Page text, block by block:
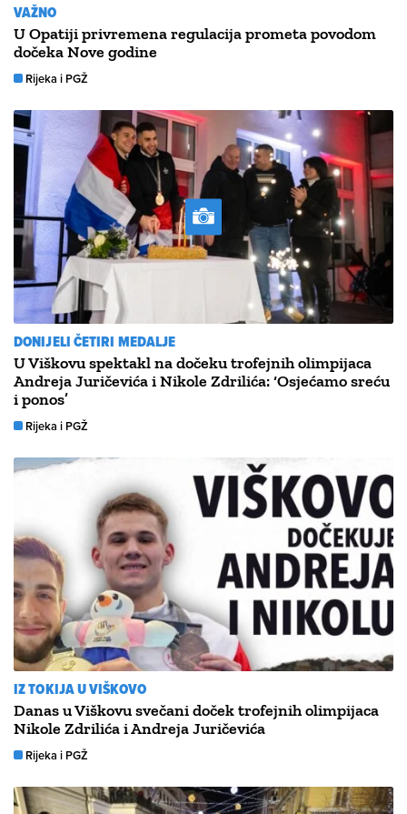
VAŽNO
U Opatiji privremena regulacija prometa povodom
dočeka Nove godine
Rijeka i PGŽ
DONIJELI ČETIRI MEDALJE
U Viškovu spektakl na dočeku trofejnih olimpijaca
Andreja Juričevića i Nikole Zdrilića: ‘Osjećamo sreću
i ponos’
Rijeka i PGŽ
IZ TOKIJA U VIŠKOVO
Danas u Viškovu svečani doček trofejnih olimpijaca
Nikole Zdrilića i Andreja Juričevića
Rijeka i PGŽ